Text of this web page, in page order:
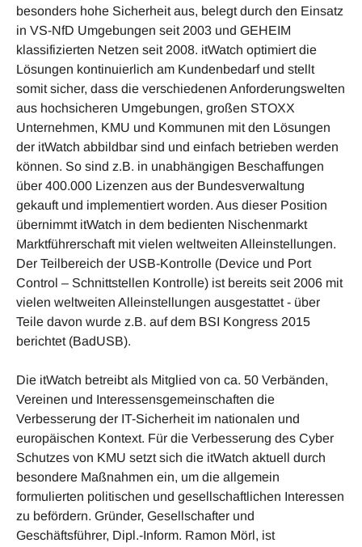
besonders hohe Sicherheit aus, belegt durch den Einsatz
in VS-NfD Umgebungen seit 2003 und GEHEIM
klassifizierten Netzen seit 2008. itWatch optimiert die
Lösungen kontinuierlich am Kundenbedarf und stellt
somit sicher, dass die verschiedenen Anforderungswelten
aus hochsicheren Umgebungen, großen STOXX
Unternehmen, KMU und Kommunen mit den Lösungen
der itWatch abbildbar sind und einfach betrieben werden
können. So sind z.B. in unabhängigen Beschaffungen
über 400.000 Lizenzen aus der Bundesverwaltung
gekauft und implementiert worden. Aus dieser Position
übernimmt itWatch in dem bedienten Nischenmarkt
Marktführerschaft mit vielen weltweiten Alleinstellungen.
Der Teilbereich der USB-Kontrolle (Device und Port
Control – Schnittstellen Kontrolle) ist bereits seit 2006 mit
vielen weltweiten Alleinstellungen ausgestattet - über
Teile davon wurde z.B. auf dem BSI Kongress 2015
berichtet (BadUSB).
Die itWatch betreibt als Mitglied von ca. 50 Verbänden,
Vereinen und Interessensgemeinschaften die
Verbesserung der IT-Sicherheit im nationalen und
europäischen Kontext. Für die Verbesserung des Cyber
Schutzes von KMU setzt sich die itWatch aktuell durch
besondere Maßnahmen ein, um die allgemein
formulierten politischen und gesellschaftlichen Interessen
zu befördern. Gründer, Gesellschafter und
Geschäftsführer, Dipl.-Inform. Ramon Mörl, ist